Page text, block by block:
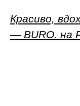
Красиво,
— BURO. на